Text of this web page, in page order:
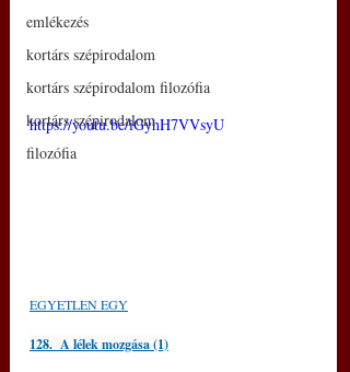
emlékezés
kortárs szépirodalom
kortárs szépirodalom filozófia
kortárs szépirodalom
filozófia
https://youtu.be/iGyhH7VVsyU
EGYETLEN EGY
128.  A lélek mozgása (1)